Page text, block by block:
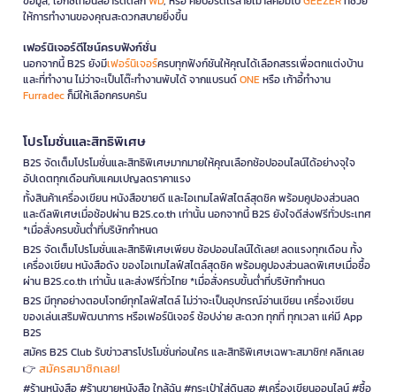
ให้การทำงานของคุณสะดวกสบายยิ่งขึ้น
เฟอร์นิเจอร์ดีไซน์ครบฟังก์ชั่น
นอกจากนี้ B2S ยังมีเฟอร์นิเจอร์ครบทุกฟังก์ชันให้คุณได้เลือกสรรเพื่อตกแต่งบ้าน
และที่ทำงาน ไม่ว่าจะเป็นโต๊ะทำงานพับได้ จากแบรนด์ONEหรือ เก้าอี้ทำงาน
Furradecก็มีให้เลือกครบครัน
โปรโมชั่นและสิทธิพิเศษ
B2S จัดเต็มโปรโมชั่นและสิทธิพิเศษมากมายให้คุณเลือกช้อปออนไลน์ได้อย่างจุใจ
อัปเดตทุกเดือนกับแคมเปญลดราคาแรง
ทั้งสินค้าเครื่องเขียน หนังสือขายดี และไอเทมไลฟ์สไตล์สุดชิค พร้อมคูปองส่วนลด
และดีลพิเศษเมื่อช้อปผ่าน B2S.co.th เท่านั้น นอกจากนี้ B2S ยังใจดีส่งฟรีทั่วประเทศ
*เมื่อสั่งครบขั้นต่ำที่บริษัทกำหนด
B2S จัดเต็มโปรโมชั่นและสิทธิพิเศษเพียบ ช้อปออนไลน์ได้เลย! ลดแรงทุกเดือน ทั้ง
เครื่องเขียน หนังสือดัง ของไอเทมไลฟ์สไตล์สุดชิค พร้อมคูปองส่วนลดพิเศษเมื่อซื้อ
ผ่าน B2S.co.th เท่านั้น และส่งฟรีทั่วไทย *เมื่อสั่งครบขั้นต่ำที่บริษัทกำหนด
B2S มีทุกอย่างตอบโจทย์ทุกไลฟ์สไตล์ ไม่ว่าจะเป็นอุปกรณ์อ่านเขียน เครื่องเขียน
ของเล่นเสริมพัฒนาการ หรือเฟอร์นิเจอร์ ช้อปง่าย สะดวก ทุกที่ ทุกเวลา แค่มี App
B2S
สมัคร B2S Club รับข่าวสารโปรโมชั่นก่อนใคร และสิทธิพิเศษเฉพาะสมาชิก! คลิกเลย
👉 สมัครสมาชิกเลย!
#ร้านหนังสือ #ร้านขายหนังสือ ใกล้ฉัน #กระเป๋าใส่ดินสอ #เครื่องเขียนออนไลน์ #ซื้อ